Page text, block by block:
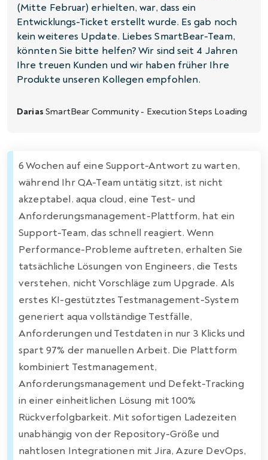
(Mitte Februar) erhielten, war, dass ein
Entwicklungs-Ticket erstellt wurde. Es gab noch
kein weiteres Update. Liebes SmartBear-Team,
könnten Sie bitte helfen? Wir sind seit 4 Jahren
Ihre treuen Kunden und wir haben früher Ihre
Produkte unseren Kollegen empfohlen.
DariasSmartBear Community - Execution Steps Loading
6 Wochen auf eine Support-Antwort zu warten,
während Ihr QA-Team untätig sitzt, ist nicht
akzeptabel. aqua cloud, eine Test- und
Anforderungsmanagement-Plattform, hat ein
Support-Team, das schnell reagiert. Wenn
Performance-Probleme auftreten, erhalten Sie
tatsächliche Lösungen von Engineers, die Tests
verstehen, nicht Vorschläge zum Upgrade. Als
erstes KI-gestütztes Testmanagement-System
generiert aqua vollständige Testfälle,
Anforderungen und Testdaten in nur 3 Klicks und
spart 97% der manuellen Arbeit. Die Plattform
kombiniert Testmanagement,
Anforderungsmanagement und Defekt-Tracking
in einer einheitlichen Lösung mit 100%
Rückverfolgbarkeit. Mit sofortigen Ladezeiten
unabhängig von der Repository-Größe und
nahtlosen Integrationen mit Jira, Azure DevOps,